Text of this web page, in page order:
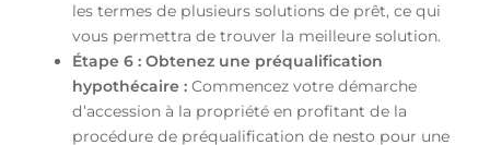
les termes de plusieurs solutions de prêt, ce qui
vous permettra de trouver la meilleure solution.
Étape 6 : Obtenez une préqualification
hypothécaire : Commencez votre démarche
d’accession à la propriété en profitant de la
procédure de préqualification de nesto pour une